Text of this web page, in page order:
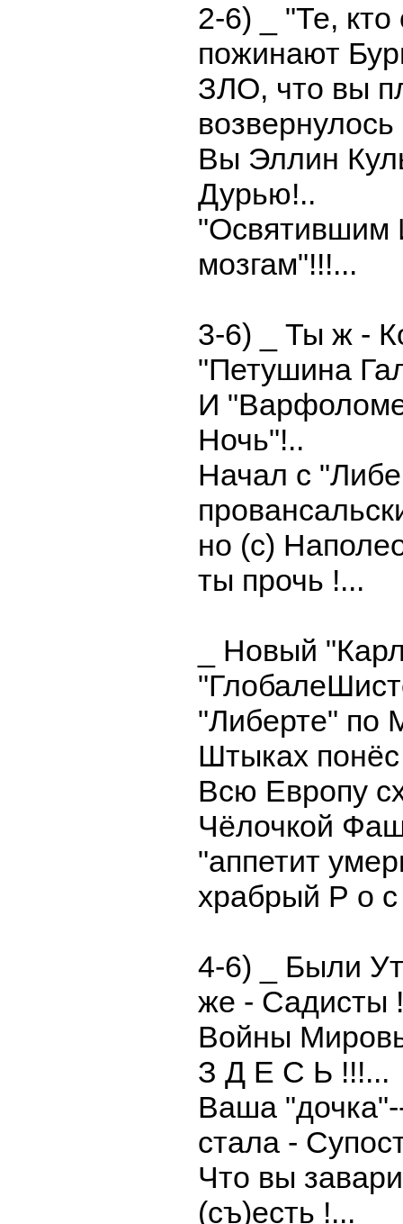
2-6) _ "Те,
пожинают
ЗЛО, что вы
Вы Эллин
Дурью!..
"Освятившим
мозгам"!!!...
3-6) _ Ты ж -
"Петушина
И
Ночь"!..
Начал с
но (с)
ты прочь !...
_ Новый
"Либерте" по
Штыках
Всю Европу
Чёлочкой
"аппетит
храбрый Р о с
4-6) _ Были
же - Садисты
Войны
З Д Е С Ь !!!...
Ваша
стала -
Что вы
(съ)есть !...